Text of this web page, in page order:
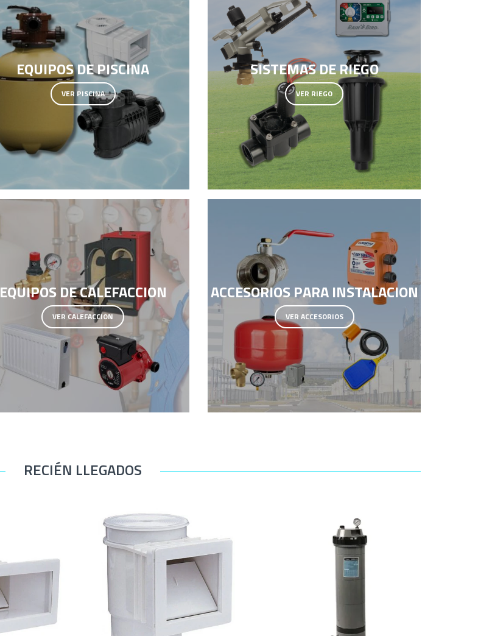
EQUIPOS DE PISCINA
VER PISCINA
SISTEMAS DE RIEGO
VER RIEGO
EQUIPOS DE CALEFACCION
VER CALEFACCION
ACCESORIOS PARA INSTALACION
VER ACCESORIOS
RECIÉN LLEGADOS